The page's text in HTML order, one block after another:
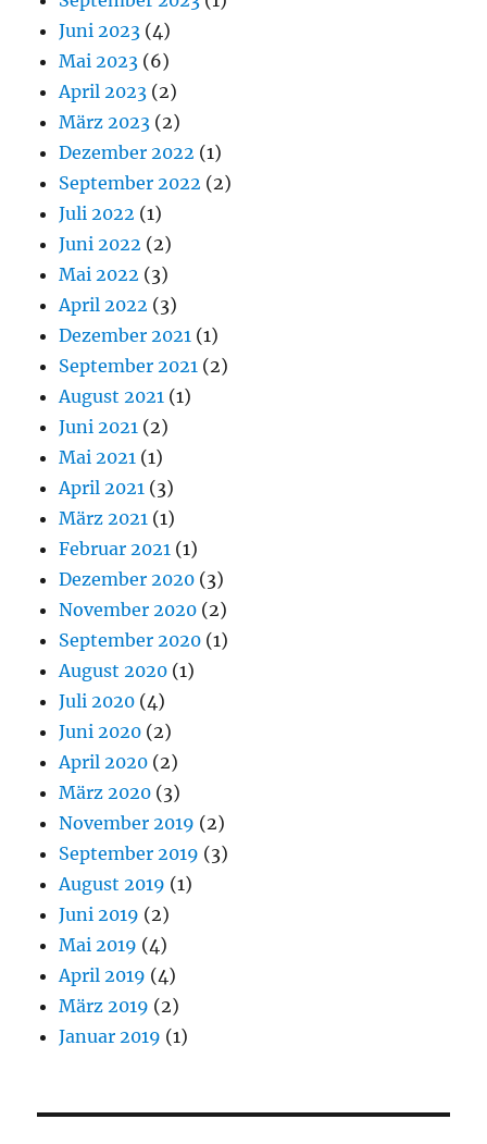
Juni 2023 (4)
Mai 2023 (6)
April 2023 (2)
März 2023 (2)
Dezember 2022 (1)
September 2022 (2)
Juli 2022 (1)
Juni 2022 (2)
Mai 2022 (3)
April 2022 (3)
Dezember 2021 (1)
September 2021 (2)
August 2021 (1)
Juni 2021 (2)
Mai 2021 (1)
April 2021 (3)
März 2021 (1)
Februar 2021 (1)
Dezember 2020 (3)
November 2020 (2)
September 2020 (1)
August 2020 (1)
Juli 2020 (4)
Juni 2020 (2)
April 2020 (2)
März 2020 (3)
November 2019 (2)
September 2019 (3)
August 2019 (1)
Juni 2019 (2)
Mai 2019 (4)
April 2019 (4)
März 2019 (2)
Januar 2019 (1)